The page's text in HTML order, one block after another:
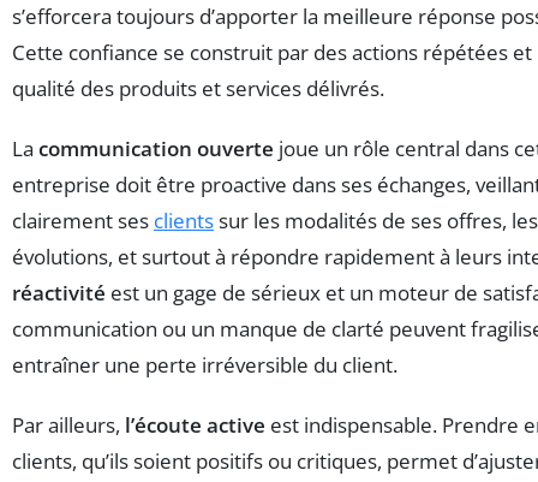
s’efforcera toujours d’apporter la meilleure réponse
Cette confiance se construit par des actions répétées et
qualité des produits et services délivrés.
La communication ouverte joue un rôle central dans
entreprise doit être proactive dans ses échanges,
clairement ses clientssur les modalités de ses offres,
évolutions, et surtout à répondre rapidement à leurs
réactivité est un gage de sérieux et un moteur de
communication ou un manque de clarté peuvent
entraîner une perte irréversible du client.
Par ailleurs, l’écoute active est indispensable. Prendre
clients, qu’ils soient positifs ou critiques, permet